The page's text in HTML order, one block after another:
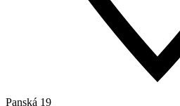
Panská 19